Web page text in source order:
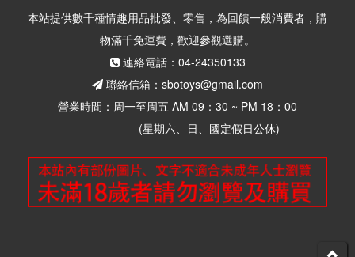
本站提供數千種情趣用品批發、零售，為回饋一般消費者，購
物滿千免運費，歡迎參觀選購。
連絡電話：04-24350133
聯絡信箱：sbotoys@gmail.com
營業時間：周一至周五 AM 09：30 ~ PM 18：00
(星期六、日、國定假日公休)